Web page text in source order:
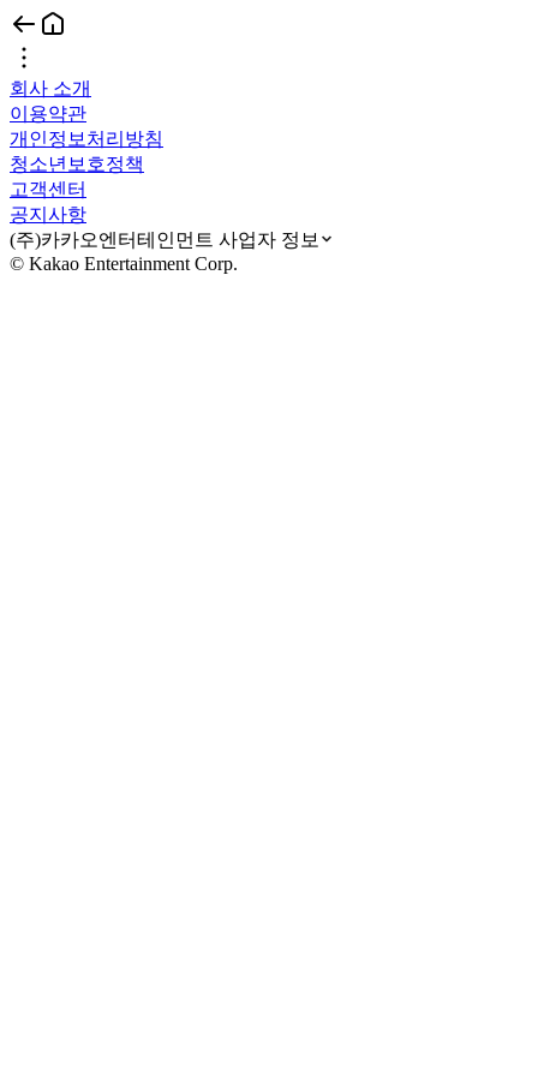
회사 소개
이용약관
개인정보처리방침
청소년보호정책
고객센터
공지사항
(주)카카오엔터테인먼트 사업자 정보
© Kakao Entertainment Corp.